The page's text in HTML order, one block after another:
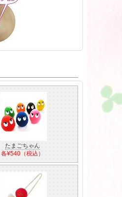
たまごちゃん
各¥540（税込）